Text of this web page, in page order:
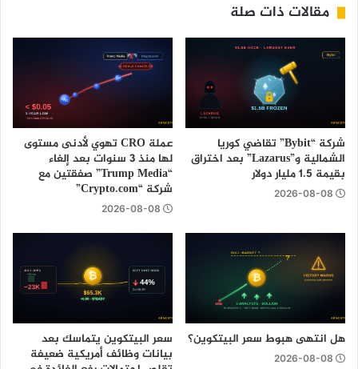
مقالات ذات صلة
شركة “Bybit” تقاضي كوريا
الشمالية و”Lazarus” بعد اختراق
بقيمة 1.5 مليار دولار
2026-08-08
عملة CRO تهوي لأدنى مستوى
لها منذ 3 سنوات بعد إلغاء
“Trump Media” صفقتين مع
شركة “Crypto.com”
2026-08-08
هل انتهى هبوط سعر البيتكوين؟
2026-08-08
سعر البيتكوين يتماسك بعد
بيانات وظائف أمريكية ضعيفة